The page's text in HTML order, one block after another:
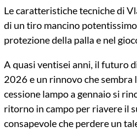
Le caratteristiche tecniche di
di un tiro mancino
protezione della palla e nel
A quasi ventisei anni, il futuro
2026 e un rinnovo che sembra
cessione lampo a gennaio si
ritorno in campo per riavere il
consapevole che perdere un